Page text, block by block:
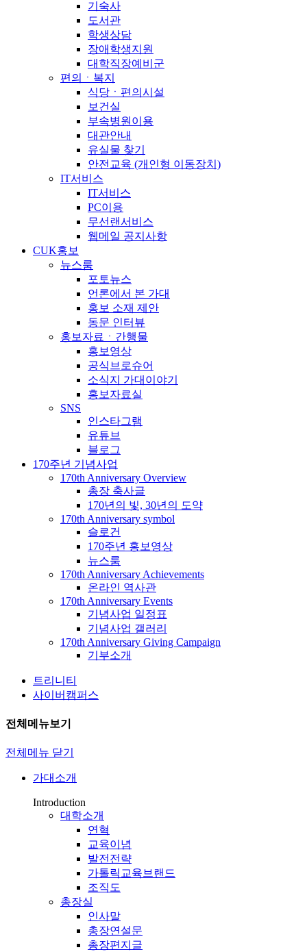
기숙사
도서관
학생상담
장애학생지원
대학직장예비군
편의ㆍ복지
식당ㆍ편의시설
보건실
부속병원이용
대관안내
유실물 찾기
안전교육 (개인형 이동장치)
IT서비스
IT서비스
PC이용
무선랜서비스
웹메일 공지사항
CUK홍보
뉴스룸
포토뉴스
언론에서 본 가대
홍보 소재 제안
동문 인터뷰
홍보자료ㆍ간행물
홍보영상
공식브로슈어
소식지 가대이야기
홍보자료실
SNS
인스타그램
유튜브
블로그
170주년 기념사업
170th Anniversary Overview
총장 축사글
170년의 빛, 30년의 도약
170th Anniversary symbol
슬로건
170주년 홍보영상
뉴스룸
170th Anniversary Achievements
온라인 역사관
170th Anniversary Events
기념사업 일정표
기념사업 갤러리
170th Anniversary Giving Campaign
기부소개
트리니티
사이버캠퍼스
전체메뉴보기
전체메뉴 닫기
가대소개
Introduction
대학소개
연혁
교육이념
발전전략
가톨릭교육브랜드
조직도
총장실
인사말
총장연설문
총장편지글